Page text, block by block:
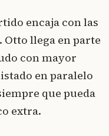
encaja con las
Otto llega en parte
con mayor
en paralelo
que pueda
extra.